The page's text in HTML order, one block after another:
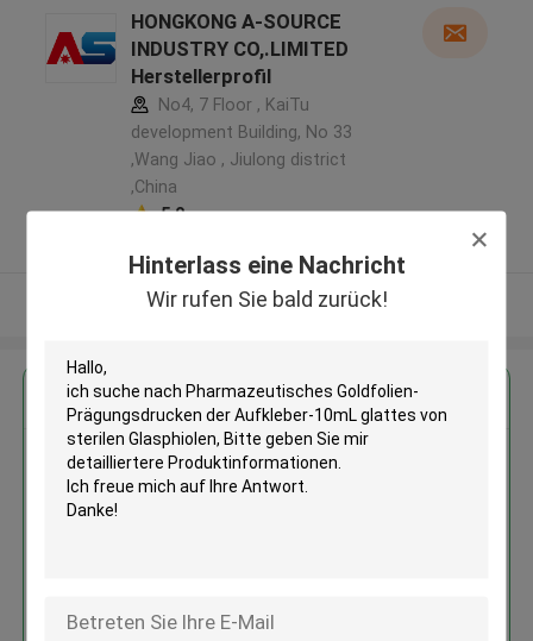
Hinterlass eine Nachricht
Wir rufen Sie bald zurück!
HONGKONG A-SOURCE
INDUSTRY CO,.LIMITED
Herstellerprofil
No4, 7 Floor , KaiTu
development Building, No 33
,Wang Jiao , Jiulong district
,China
5.0
Sehen Sie mehr an
Erhalten Sie den besten Preis für
Pharmazeutisches Goldfolien-
Prägungsdrucken der